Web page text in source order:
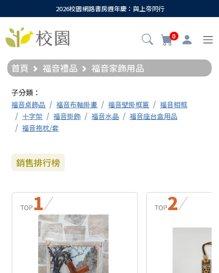
2026校園網路書房週年慶：與上帝同行
0
首頁 福音禮品 福音家飾用品
子分類：
福音桌飾品 福音布軸掛畫 福音壁掛框匾
福音相框
十字架
福音掛飾 福音水晶
福音座台盒用品
福音抱枕/套
銷售排行榜